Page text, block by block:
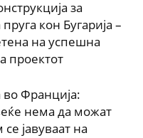
за
кон Бугарија –
на успешна
проектот
Франција:
нема да можат
јавуваат на